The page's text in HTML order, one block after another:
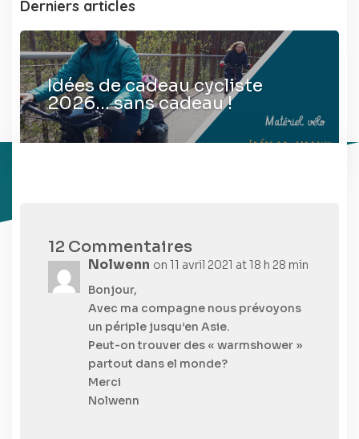
Derniers articles
Idées de cadeau cycliste
2026… sans cadeau !
12 Commentaires
Nolwenn on 11 avril 2021 at 18 h 28 min
Bonjour,
Avec ma compagne nous prévoyons
un périple jusqu’en Asie.
Peut-on trouver des « warmshower »
partout dans el monde?
Merci
Nolwenn